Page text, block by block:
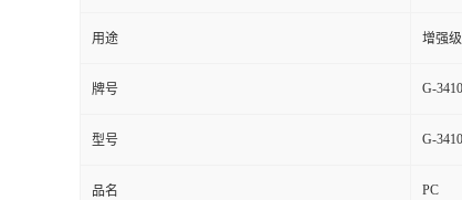
用途 增强级
牌号 G-
型号 G-
品名 PC